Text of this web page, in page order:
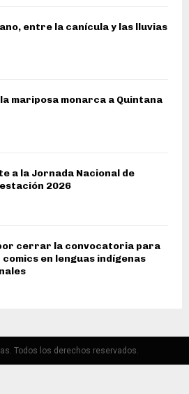
entre la canícula y las lluvias
mariposa monarca a Quintana
a la Jornada Nacional de
2026
cerrar la convocatoria para
en lenguas indígenas
Todos los derechos reservados.